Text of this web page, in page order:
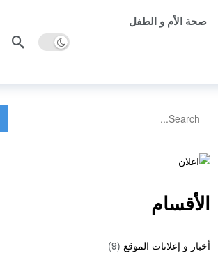
صحة الأم و الطفل
الأقسام
أخبار و إعلانات الموقع (9)